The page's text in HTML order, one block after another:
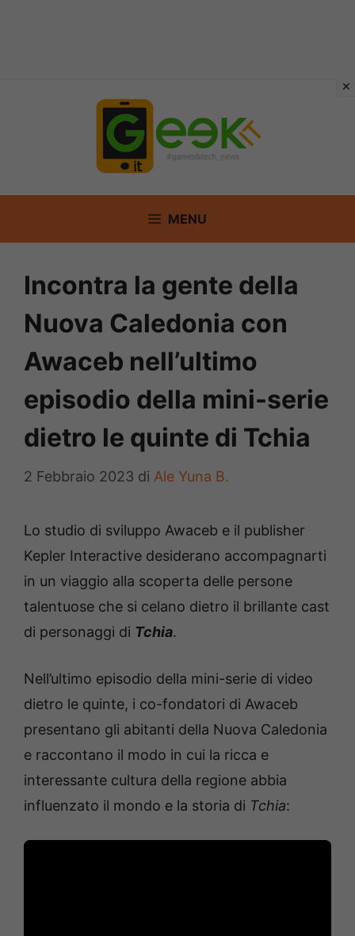
MENU
Incontra la gente della
Nuova Caledonia con
Awaceb nell’ultimo
episodio della mini-serie
dietro le quinte di Tchia
2 Febbraio 2023 di Ale Yuna B.
Lo studio di sviluppo Awaceb e il publisher
Kepler Interactive desiderano accompagnarti
in un viaggio alla scoperta delle persone
talentuose che si celano dietro il brillante cast
di personaggi di Tchia.
Nell’ultimo episodio della mini-serie di video
dietro le quinte, i co-fondatori di Awaceb
presentano gli abitanti della Nuova Caledonia
e raccontano il modo in cui la ricca e
interessante cultura della regione abbia
influenzato il mondo e la storia di Tchia: